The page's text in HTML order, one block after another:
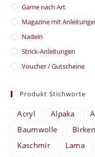
Garne nach Art
Magazine mit
Nadeln
Strick-Anleitungen
Voucher / Gutscheine
Produkt Stichworte
Acryl Alpaka
Baumwolle
Kaschmir
Lama